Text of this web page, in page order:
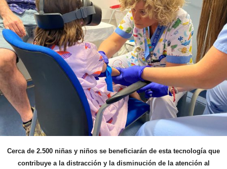
Cerca de 2.500 niñas y niños se beneficiarán de esta tecnología que
contribuye a la distracción y la disminución de la atención al